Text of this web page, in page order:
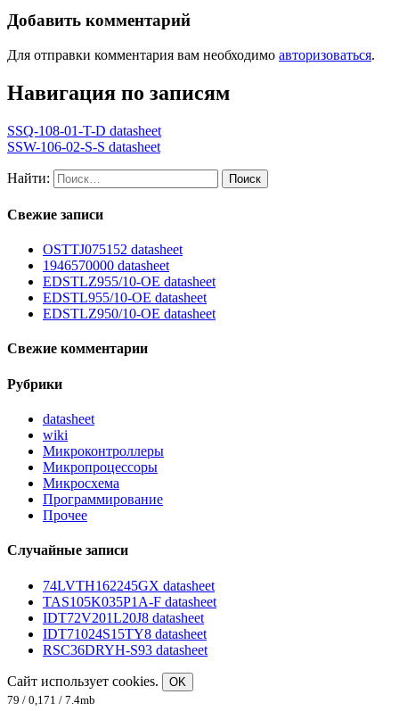
Добавить комментарий
Для отправки комментария вам необходимо авторизоваться.
Навигация по записям
SSQ-108-01-T-D datasheet
SSW-106-02-S-S datasheet
Найти:
Свежие записи
OSTTJ075152 datasheet
1946570000 datasheet
EDSTLZ955/10-OE datasheet
EDSTL955/10-OE datasheet
EDSTLZ950/10-OE datasheet
Свежие комментарии
Рубрики
datasheet
wiki
Микроконтроллеры
Микропроцессоры
Микросхема
Программирование
Прочее
Случайные записи
74LVTH162245GX datasheet
TAS105K035P1A-F datasheet
IDT72V201L20J8 datasheet
IDT71024S15TY8 datasheet
RSC36DRYH-S93 datasheet
Сайт использует cookies.
OK
79 / 0,171 / 7.4mb